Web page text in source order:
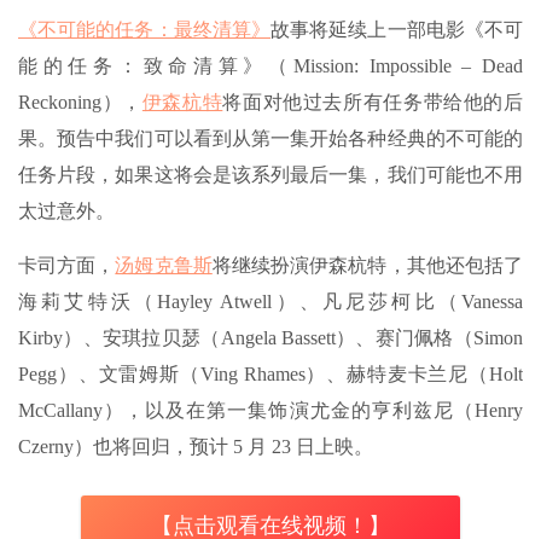
《不可能的任务：最终清算》故事将延续上一部电影《不可
能的任务：致命清算》（Mission: Impossible – Dead
Reckoning）， 伊森杭特将面对他过去所有任务带给他的后
果。预告中我们可以看到从第一集开始各种经典的不可能的
任务片段，如果这将会是该系列最后一集，我们可能也不用
太过意外。
卡司方面，汤姆克鲁斯将继续扮演伊森杭特，其他还包括了
海莉艾特沃（Hayley Atwell）、凡尼莎柯比（Vanessa
Kirby）、安琪拉贝瑟（Angela Bassett）、赛门佩格（Simon
Pegg）、文雷姆斯（Ving Rhames）、赫特麦卡兰尼（Holt
McCallany），以及在第一集饰演尤金的亨利兹尼（Henry
Czerny）也将回归，预计 5 月 23 日上映。
【点击观看在线视频！】